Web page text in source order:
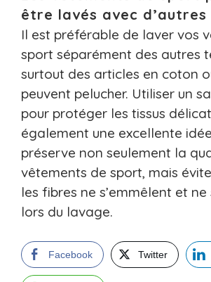
être lavés avec
Il est préférable de laver vos
sport séparément des autres
surtout des articles en coton
peuvent pelucher. Utiliser un
pour protéger les tissus
également une excellente
préserve non seulement la
vêtements de sport, mais
les fibres ne s’emmêlent et ne
lors du lavage.
Facebook Twitter